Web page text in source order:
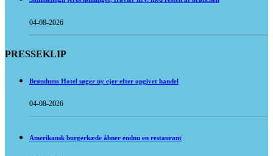
04-08-2026
PRESSEKLIP
Brøndums Hotel søger ny ejer efter opgivet handel
04-08-2026
Amerikansk burgerkæde åbner endnu en restaurant